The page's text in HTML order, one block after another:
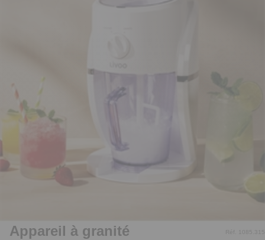
Appareil à granité Réf. 1085.315